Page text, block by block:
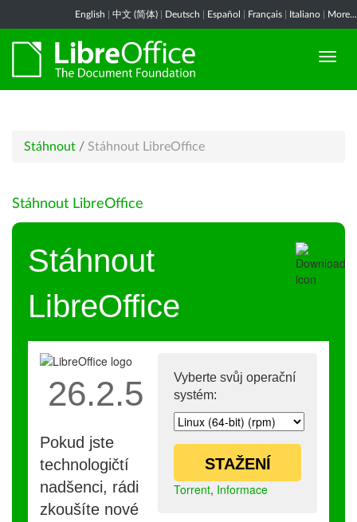
English 中文 (简体) Deutsch Español Français Italiano More...
Stáhnout / Stáhnout LibreOffice
Stáhnout LibreOffice
Stáhnout
LibreOffice
Vyberte svůj operační
systém:
STAŽENÍ
Torrent, Informace
26.2.5
Pokud jste
technologičtí
nadšenci, rádi
zkoušíte nové